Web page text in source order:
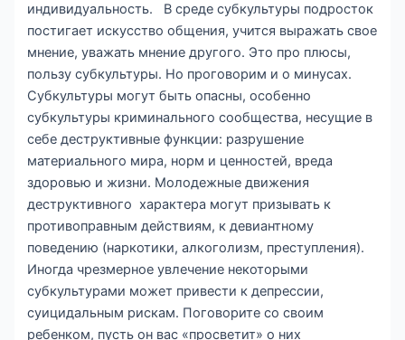
индивидуальность. В среде субкультуры подросток
постигает искусство общения, учится выражать свое
мнение, уважать мнение другого. Это про плюсы,
пользу субкультуры. Но проговорим и о минусах.
Субкультуры могут быть опасны, особенно
субкультуры криминального сообщества, несущие в
себе деструктивные функции: разрушение
материального мира, норм и ценностей, вреда
здоровью и жизни. Молодежные движения
деструктивного характера могут призывать к
противоправным действиям, к девиантному
поведению (наркотики, алкоголизм, преступления).
Иногда чрезмерное увлечение некоторыми
субкультурами может привести к депрессии,
суицидальным рискам. Поговорите со своим
ребенком, пусть он вас «просветит» о них